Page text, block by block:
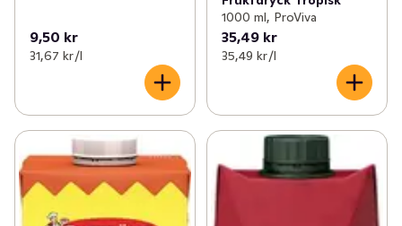
9,50 kr
31,67 kr /l
1000 ml, ProViva
35,49 kr
35,49 kr /l